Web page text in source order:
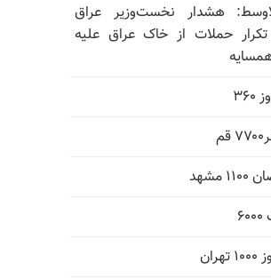
هشدار نخست‌وزیر عراق
حملات از خاک عراق علیه
مشهد